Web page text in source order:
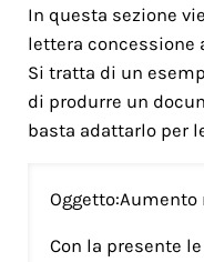
In questa sezione
lettera concessione
Si tratta di un
di produrre un
basta adattarlo per
Con la presente